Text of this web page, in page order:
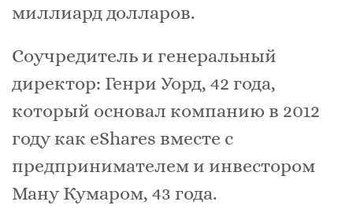
миллиард долларов.
Соучредитель и генеральный
директор: Генри Уорд, 42 года,
который основал компанию в 2012
году как eShares вместе с
предпринимателем и инвестором
Ману Кумаром, 43 года.